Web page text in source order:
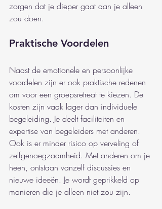
zorgen dat je dieper gaat dan je alleen
zou doen.
Praktische Voordelen
Naast de emotionele en persoonlijke
voordelen zijn er ook praktische redenen
om voor een groepsretreat te kiezen. De
kosten zijn vaak lager dan individuele
begeleiding. Je deelt faciliteiten en
expertise van begeleiders met anderen.
Ook is er minder risico op verveling of
zelfgenoegzaamheid. Met anderen om je
heen, ontstaan vanzelf discussies en
nieuwe ideeën. Je wordt geprikkeld op
manieren die je alleen niet zou zijn.